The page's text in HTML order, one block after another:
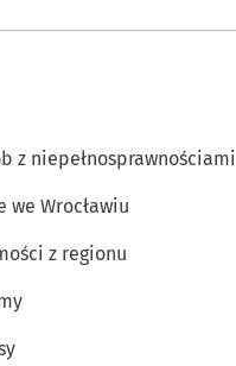
z niepełnosprawnościami
we Wrocławiu
z regionu